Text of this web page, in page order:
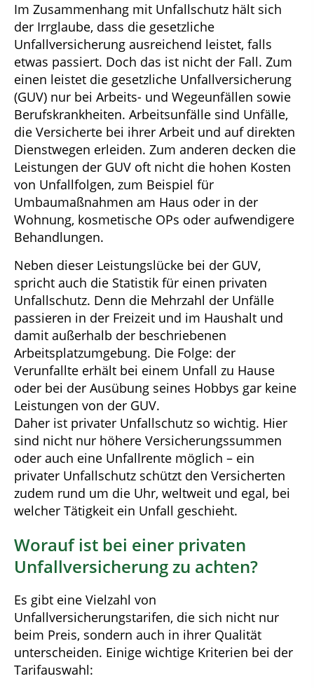
Im Zusammenhang mit Unfallschutz hält sich
der Irrglaube, dass die gesetzliche
Unfallversicherung ausreichend leistet, falls
etwas passiert. Doch das ist nicht der Fall. Zum
einen leistet die gesetzliche Unfallversicherung
(GUV) nur bei Arbeits- und Wegeunfällen sowie
Berufskrankheiten. Arbeitsunfälle sind Unfälle,
die Versicherte bei ihrer Arbeit und auf direkten
Dienstwegen erleiden. Zum anderen decken die
Leistungen der GUV oft nicht die hohen Kosten
von Unfallfolgen, zum Beispiel für
Umbaumaßnahmen am Haus oder in der
Wohnung, kosmetische OPs oder aufwendigere
Behandlungen.
Neben dieser Leistungslücke bei der GUV,
spricht auch die Statistik für einen privaten
Unfallschutz. Denn die Mehrzahl der Unfälle
passieren in der Freizeit und im Haushalt und
damit außerhalb der beschriebenen
Arbeitsplatzumgebung. Die Folge: der
Verunfallte erhält bei einem Unfall zu Hause
oder bei der Ausübung seines Hobbys gar keine
Leistungen von der GUV.
Daher ist privater Unfallschutz so wichtig. Hier
sind nicht nur höhere Versicherungssummen
oder auch eine Unfallrente möglich – ein
privater Unfallschutz schützt den Versicherten
zudem rund um die Uhr, weltweit und egal, bei
welcher Tätigkeit ein Unfall geschieht.
Worauf ist bei einer privaten
Unfallversicherung zu achten?
Es gibt eine Vielzahl von
Unfallversicherungstarifen, die sich nicht nur
beim Preis, sondern auch in ihrer Qualität
unterscheiden. Einige wichtige Kriterien bei der
Tarifauswahl: